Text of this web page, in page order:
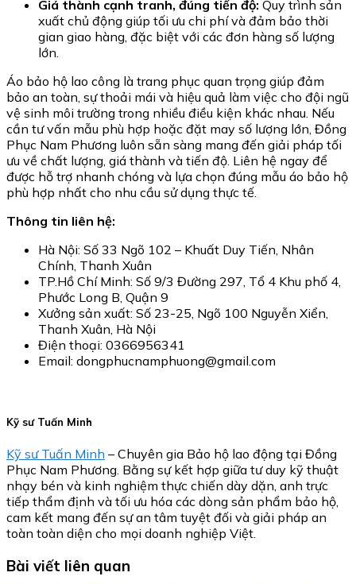
Giá thành cạnh tranh, đúng tiến độ: Quy trình sản
xuất chủ động giúp tối ưu chi phí và đảm bảo thời
gian giao hàng, đặc biệt với các đơn hàng số lượng
lớn.
Áo bảo hộ lao công là trang phục quan trọng giúp đảm
bảo an toàn, sự thoải mái và hiệu quả làm việc cho đội ngũ
vệ sinh môi trường trong nhiều điều kiện khác nhau. Nếu
cần tư vấn mẫu phù hợp hoặc đặt may số lượng lớn, Đồng
Phục Nam Phương luôn sẵn sàng mang đến giải pháp tối
ưu về chất lượng, giá thành và tiến độ. Liên hệ ngay để
được hỗ trợ nhanh chóng và lựa chọn đúng mẫu áo bảo hộ
phù hợp nhất cho nhu cầu sử dụng thực tế.
Thông tin liên hệ:
Hà Nội: Số 33 Ngõ 102 – Khuất Duy Tiến, Nhân
Chính, Thanh Xuân
TP.Hồ Chí Minh: Số 9/3 Đường 297, Tổ 4 Khu phố 4,
Phước Long B, Quận 9
Xưởng sản xuất: Số 23-25, Ngõ 100 Nguyễn Xiển,
Thanh Xuân, Hà Nội
Điện thoại: 0366956341
Email: dongphucnamphuong@gmail.com
Kỹ sư Tuấn Minh
Kỹ sư Tuấn Minh – Chuyên gia Bảo hộ lao động tại Đồng
Phục Nam Phương. Bằng sự kết hợp giữa tư duy kỹ thuật
nhạy bén và kinh nghiệm thực chiến dày dặn, anh trực
tiếp thẩm định và tối ưu hóa các dòng sản phẩm bảo hộ,
cam kết mang đến sự an tâm tuyệt đối và giải pháp an
toàn toàn diện cho mọi doanh nghiệp Việt.
Bài viết liên quan